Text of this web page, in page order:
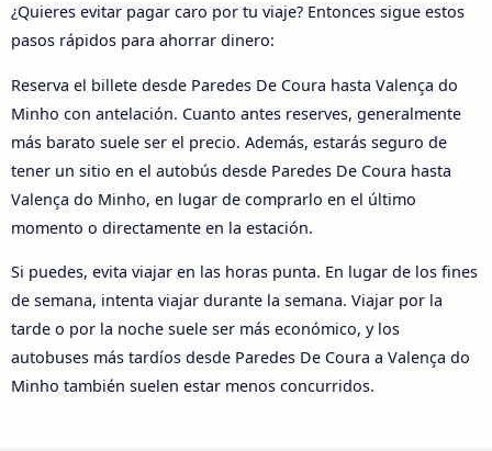
¿Quieres evitar pagar caro por tu viaje? Entonces sigue estos
pasos rápidos para ahorrar dinero:
Reserva el billete desde Paredes De Coura hasta Valença do
Minho con antelación. Cuanto antes reserves, generalmente
más barato suele ser el precio. Además, estarás seguro de
tener un sitio en el autobús desde Paredes De Coura hasta
Valença do Minho, en lugar de comprarlo en el último
momento o directamente en la estación.
Si puedes, evita viajar en las horas punta. En lugar de los fines
de semana, intenta viajar durante la semana. Viajar por la
tarde o por la noche suele ser más económico, y los
autobuses más tardíos desde Paredes De Coura a Valença do
Minho también suelen estar menos concurridos.